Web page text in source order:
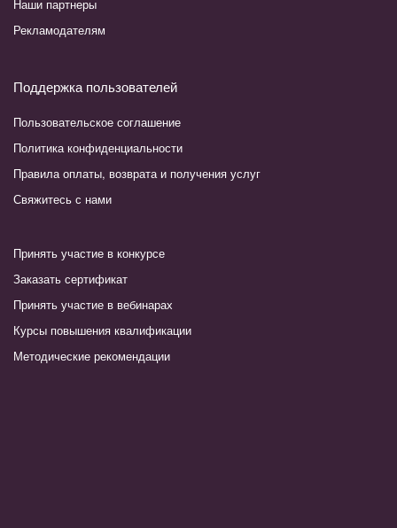
Наши партнеры
Рекламодателям
Поддержка пользователей
Пользовательское соглашение
Политика конфиденциальности
Правила оплаты, возврата и получения услуг
Свяжитесь с нами
Принять участие в конкурсе
Заказать сертификат
Принять участие в вебинарах
Курсы повышения квалификации
Методические рекомендации